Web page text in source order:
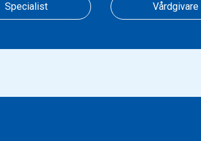
Specialist Vårdgivare